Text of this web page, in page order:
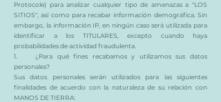
Protocole) para analizar cualquier tipo de amenazas a "LOS
SITIOS", así como para recabar información demográfica. Sin
embargo, la información IP, en ningún caso será utilizada para
identificar a los TITULARES, excepto cuando haya
probabilidades de actividad fraudulenta.
1. ¿Para qué fines recabamos y utilizamos sus datos
personales?
Sus datos personales serán utilizados para las siguientes
finalidades de acuerdo con la naturaleza de su relación con
MANOS DE TIERRA: